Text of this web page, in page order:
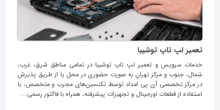
تعمیر لپ تاپ توشیبا
خدمات سرویس و تعمیر لپ تاپ توشیبا در تمامی مناطق شرق، غرب،
شمال، جنوب و مرکز تهران به صورت حضوری در محل یا از طریق پذیرش
در مرکز تخصصی آی پی امداد توسط تکنسین‌های مجرب و متخصص، با
استفاده از قطعات اورجینال و تجهیزات پیشرفته، همراه با فاکتور رسمی...